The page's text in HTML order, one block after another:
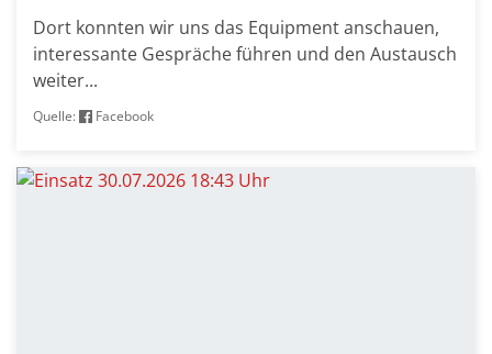
Dort konnten wir uns das Equipment anschauen,
interessante Gespräche führen und den Austausch
weiter...
Quelle: Facebook